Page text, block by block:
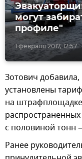
1 февраля 2017, 12:57
могут
профиле"
Зотович
установлены
на
с половиной тонн
Ранее